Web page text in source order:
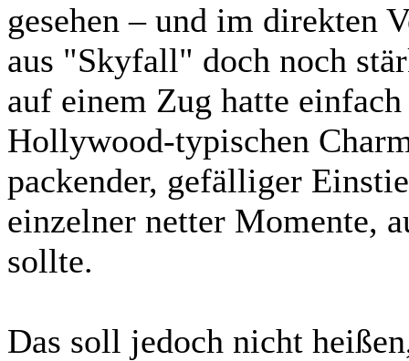
gesehen – und im direkten
aus "Skyfall" doch noch
auf einem Zug hatte
Hollywood-typischen
packender, gefälliger
einzelner netter Momente,
sollte.
Das soll jedoch nicht